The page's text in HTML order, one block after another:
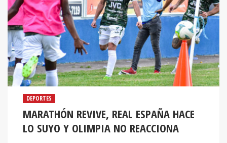
DEPORTES
MARATHÓN REVIVE, REAL ESPAÑA HACE
LO SUYO Y OLIMPIA NO REACCIONA
La fecha 9 del torneo Apertura 2022 de Liga Betcris se